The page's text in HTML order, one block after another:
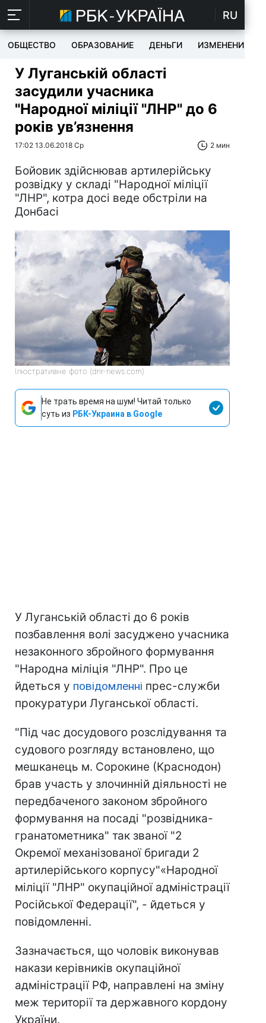
RU
ОБЩЕСТВО ОБРАЗОВАНИЕ ДЕНЬГИ ИЗМЕНЕНИЯ
У Луганській області
засудили учасника
"Народної міліції "ЛНР" до 6
років ув’язнення
17:02 13.06.2018 Ср 2 мин
Бойовик здійснював артилерійську
розвідку у складі "Народної міліції
"ЛНР", котра досі веде обстріли на
Донбасі
Ілюстративне фото (dnr-news.com)
Не трать время на шум! Читай только
суть из РБК-Украина в Google
У Луганській області до 6 років
позбавлення волі засуджено учасника
незаконного збройного формування
"Народна міліція "ЛНР". Про це
йдеться у повідомленні прес-служби
прокуратури Луганської області.
"Під час досудового розслідування та
судового розгляду встановлено, що
мешканець м. Сорокине (Краснодон)
брав участь у злочинній діяльності не
передбаченого законом збройного
формування на посаді "розвідника-
гранатометника" так званої "2
Окремої механізованої бригади 2
артилерійського корпусу"«Народної
міліції "ЛНР" окупаційної адміністрації
Російської Федерації", - йдеться у
повідомленні.
Зазначається, що чоловік виконував
накази керівників окупаційної
адміністрації РФ, направлені на зміну
меж території та державного кордону
України.